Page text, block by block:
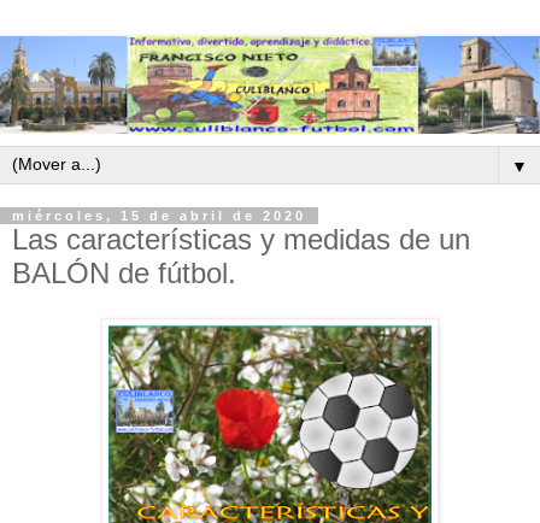
▼
miércoles, 15 de abril de 2020
Las características y medidas de un
BALÓN de fútbol.